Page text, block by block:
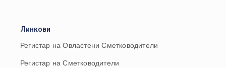
Линкови
Регистар на Овластени Сметководители
Регистар на Сметководители